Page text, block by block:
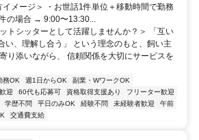
イメージ＞ ・お世話1件単位＋移動時間で勤務
の場合 → 9:00〜13:30...
トシッターとして活躍しませんか？＞ 「互い
い、理解し合う」 という理念のもと、飼い主
り添いながら、 信頼関係を大切にサービスを
務OK 週1日からOK
副業・WワークOK
迎 60代も応募可 資格取得支援あり
フリーター歓迎
学歴不問 平日のみOK 経験不問 未経験者歓迎
午前
交通費支給